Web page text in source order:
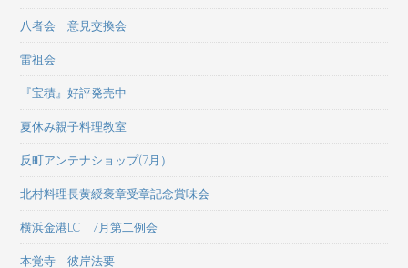
八者会 意見交換会
雷祖会
『宝積』好評発売中
夏休み親子料理教室
反町アンテナショップ(7月）
北村料理長黄綬褒章受章記念賞味会
横浜金港LC 7月第二例会
本覚寺 彼岸法要